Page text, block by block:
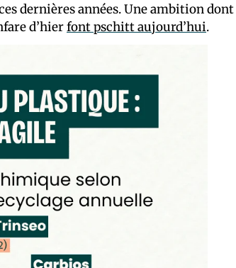
dernières années. Une ambition dont
d’hierfont pschitt aujourd’hui.